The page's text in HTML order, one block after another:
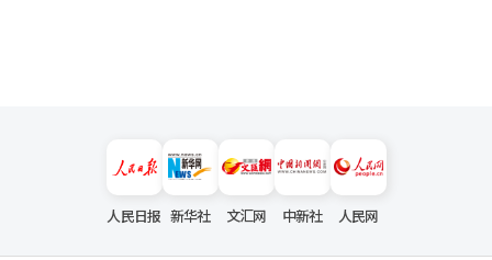
人民日报 新华社 文汇网 中新社 人民网